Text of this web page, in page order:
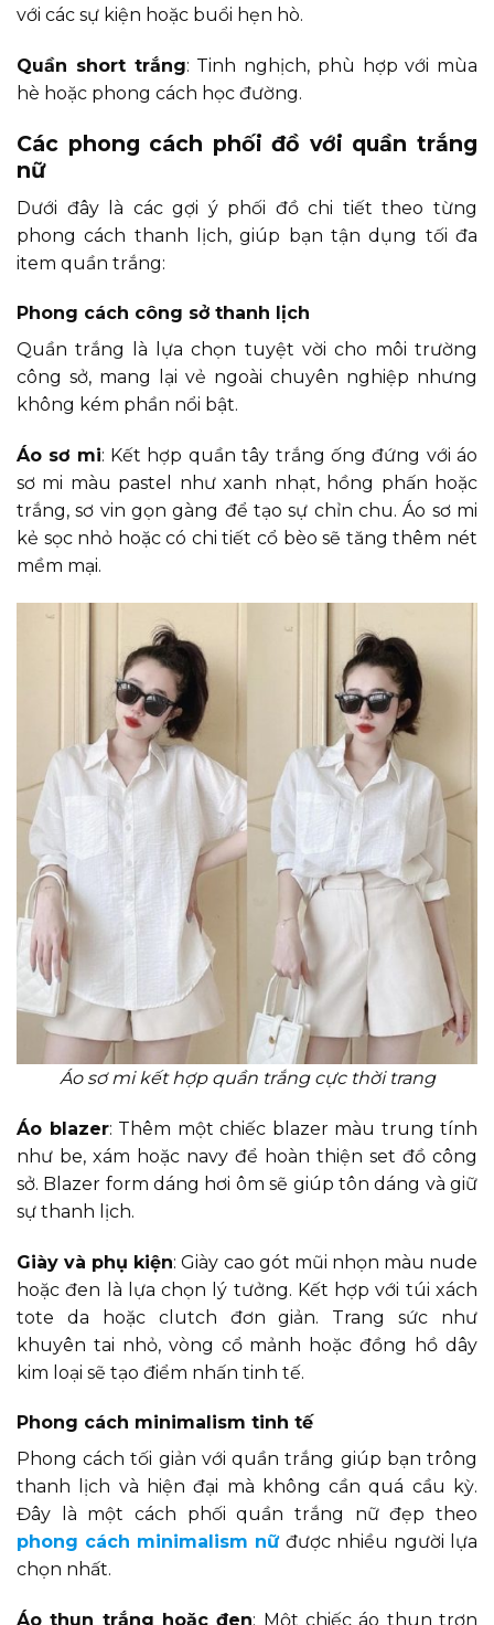
với các sự kiện hoặc buổi hẹn hò.
Quần short trắng: Tinh nghịch, phù hợp với mùa
hè hoặc phong cách học đường.
Các phong cách phối đồ với quần trắng
nữ
Dưới đây là các gợi ý phối đồ chi tiết theo từng
phong cách thanh lịch, giúp bạn tận dụng tối đa
item quần trắng:
Phong cách công sở thanh lịch
Quần trắng là lựa chọn tuyệt vời cho môi trường
công sở, mang lại vẻ ngoài chuyên nghiệp nhưng
không kém phần nổi bật.
Áo sơ mi: Kết hợp quần tây trắng ống đứng với áo
sơ mi màu pastel như xanh nhạt, hồng phấn hoặc
trắng, sơ vin gọn gàng để tạo sự chỉn chu. Áo sơ mi
kẻ sọc nhỏ hoặc có chi tiết cổ bèo sẽ tăng thêm nét
mềm mại.
Áo sơ mi kết hợp quần trắng cực thời trang
Áo blazer: Thêm một chiếc blazer màu trung tính
như be, xám hoặc navy để hoàn thiện set đồ công
sở. Blazer form dáng hơi ôm sẽ giúp tôn dáng và giữ
sự thanh lịch.
Giày và phụ kiện: Giày cao gót mũi nhọn màu nude
hoặc đen là lựa chọn lý tưởng. Kết hợp với túi xách
tote da hoặc clutch đơn giản. Trang sức như
khuyên tai nhỏ, vòng cổ mảnh hoặc đồng hồ dây
kim loại sẽ tạo điểm nhấn tinh tế.
Phong cách minimalism tinh tế
Phong cách tối giản với quần trắng giúp bạn trông
thanh lịch và hiện đại mà không cần quá cầu kỳ.
Đây là một cách phối quần trắng nữ đẹp theo
phong cách minimalism nữđược nhiều người lựa
chọn nhất.
Áo thun trắng hoặc đen: Một chiếc áo thun trơn